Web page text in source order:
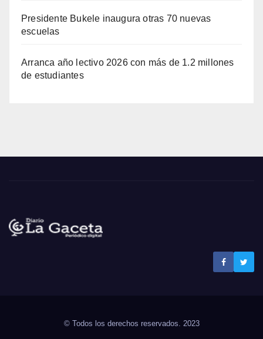
Presidente Bukele inaugura otras 70 nuevas
escuelas
Arranca año lectivo 2026 con más de 1.2 millones
de estudiantes
© Todos los derechos reservados. 2023